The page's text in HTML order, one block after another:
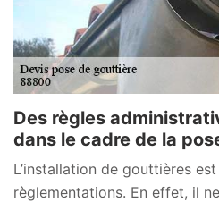
Des règles
dans le cadre de la
L’installation de gouttières
règlementations. En effet, il